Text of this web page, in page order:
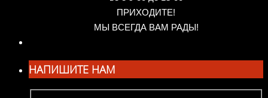
ПРИХОДИТЕ!
МЫ ВСЕГДА ВАМ РАДЫ!
НАПИШИТЕ НАМ